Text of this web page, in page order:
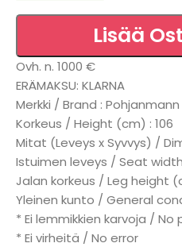
Lisää
Ovh. n. 1000 €
ERÄMAKSU: KLARNA
Merkki / Brand : Pohjanmann
Korkeus / Height (cm) : 106
Mitat (Leveys x Syvvys) /
Istuimen leveys / Seat
Jalan korkeus / Leg height
Yleinen kunto / General
* Ei lemmikkien karvoja / No
* Ei virheitä / No error